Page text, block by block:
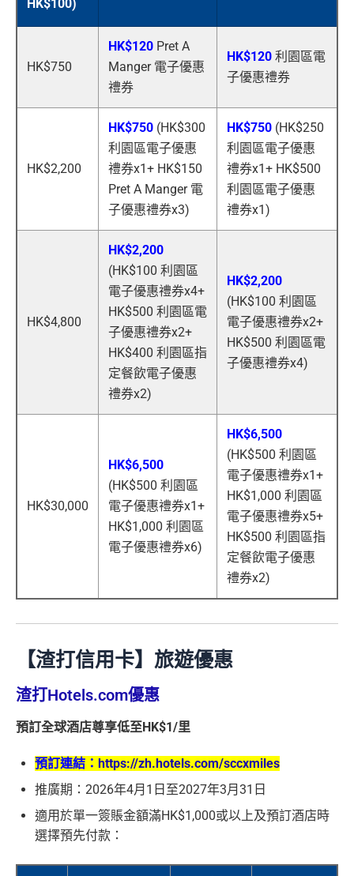
HK$100)
HK$750
HK$120 Pret A
Manger 電子優惠
禮券
HK$120 利園區電
子優惠禮券
HK$2,200
HK$750 (HK$300
利園區電子優惠
禮券x1+ HK$150
Pret A Manger 電
子優惠禮券x3)
HK$750 (HK$250
利園區電子優惠
禮券x1+ HK$500
利園區電子優惠
禮券x1)
HK$4,800
HK$2,200
(HK$100 利園區
電子優惠禮券x4+
HK$500 利園區電
子優惠禮券x2+
HK$400 利園區指
定餐飲電子優惠
禮券x2)
HK$2,200
(HK$100 利園區
電子優惠禮券x2+
HK$500 利園區電
子優惠禮券x4)
HK$30,000
HK$6,500
(HK$500 利園區
電子優惠禮券x1+
HK$1,000 利園區
電子優惠禮券x6)
HK$6,500
(HK$500 利園區
電子優惠禮券x1+
HK$1,000 利園區
電子優惠禮券x5+
HK$500 利園區指
定餐飲電子優惠
禮券x2)
【渣打信用卡】旅遊優惠
渣打Hotels.com優惠
預訂全球酒店尊享低至HK$1/里
預訂連結： https://zh.hotels.com/sccxmiles
推廣期：2026年4月1日至2027年3月31日
適用於單一簽賬金額滿HK$1,000或以上及預訂酒店時
選擇預先付款：